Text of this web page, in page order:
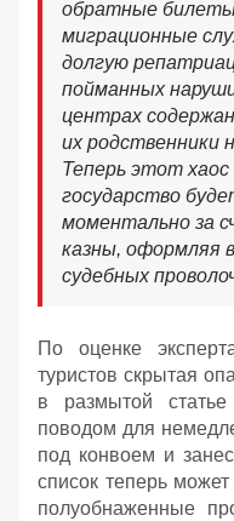
обратные
миграционные
долгую
пойманных
центрах
их родственники
Теперь этот
государство
моментально за
казны, оформляя
судебных
По оценке
туристов скрытая
в размытой
поводом для
под конвоем и
список теперь
полуобнаженные